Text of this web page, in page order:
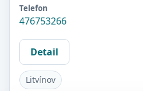
Telefon
476753266
Detail
Litvínov